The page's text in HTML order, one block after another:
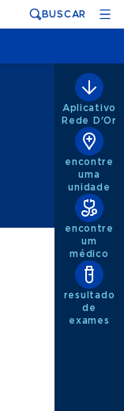
BUSCAR
Aplicativo
Rede D'Or
encontre
uma
unidade
encontre
um
médico
resultado
de
exames